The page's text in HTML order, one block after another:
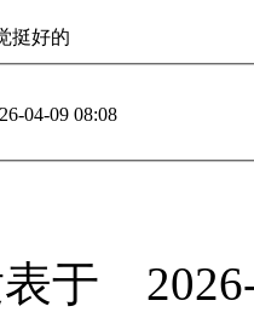
挺好的
04-09 08:08
于 2026-